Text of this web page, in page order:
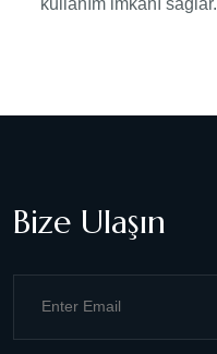
Bize Ulaşın